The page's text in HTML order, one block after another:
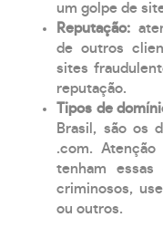
um golpe de
Reputação:
de outros
sites
reputação.
Tipos de
Brasil, são os
.com.
tenham
criminosos,
ou outros.